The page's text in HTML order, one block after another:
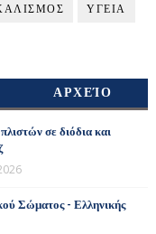
ΥΓΕΙΑ
ΑΡΧΕΊΟ
σε διόδια και
Σώματος - Ελληνικής